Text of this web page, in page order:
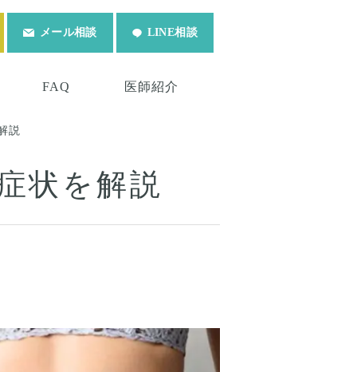
メール相談 LINE相談
FAQ 医師紹介
説
状を解説